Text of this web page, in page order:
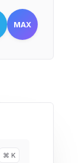
MAX
⌘ K